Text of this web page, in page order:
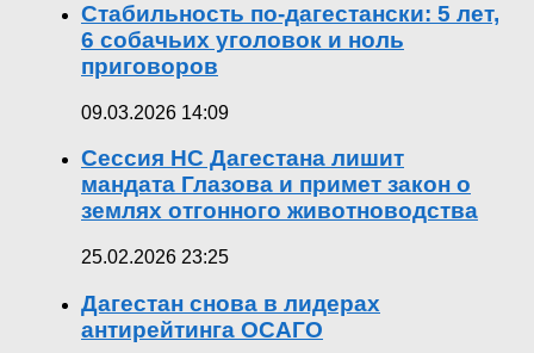
Стабильность по-дагестански: 5 лет,
6 собачьих уголовок и ноль
приговоров
09.03.2026 14:09
Сессия НС Дагестана лишит
мандата Глазова и примет закон о
землях отгонного животноводства
25.02.2026 23:25
Дагестан снова в лидерах
антирейтинга ОСАГО